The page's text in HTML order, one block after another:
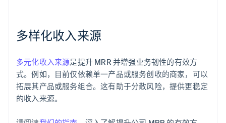
多样化收入来源
多元化收入来源是提升 MRR 并增强业务韧性的有效方
式。例如，目前仅依赖单一产品或服务创收的商家，可以
拓展其产品或服务组合。这有助于分散风险，提供更稳定
的收入来源。